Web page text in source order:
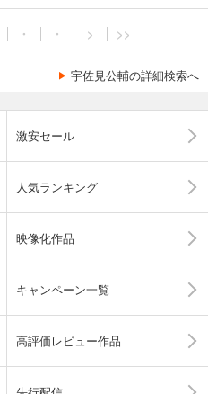
・ ・ > >>
宇佐見公輔の詳細検索へ
激安セール
人気ランキング
映像化作品
キャンペーン一覧
高評価レビュー作品